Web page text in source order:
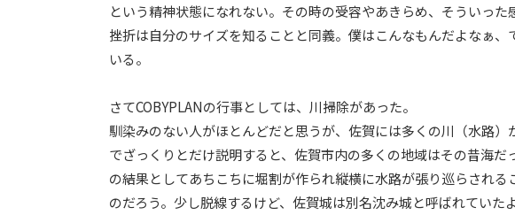
という精神状態になれない。その時の受容やあきらめ、そういった
挫折は自分のサイズを知ることと同義。僕はこんなもんだよなぁ
いる。
さてCOBYPLANの行事としては、川掃除があった。
馴染みのない人がほとんどだと思うが、佐賀には多くの川（水路
でざっくりとだけ説明すると、佐賀市内の多くの地域はその昔海
の結果としてあちこちに堀割が作られ縦横に水路が張り巡らされ
のだろう。少し脱線するけど、佐賀城は別名沈み城と呼ばれていた